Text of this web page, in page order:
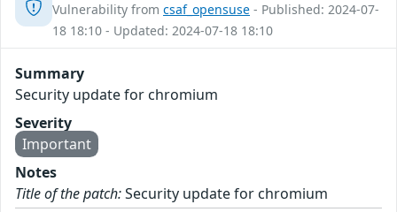
Vulnerability from csaf_opensuse - Published: 2024-07-
18 18:10 - Updated: 2024-07-18 18:10
Summary
Security update for chromium
Severity
Important
Notes
Title of the patch:Security update for chromium